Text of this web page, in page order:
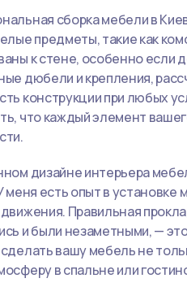
сборка мебели в
предметы, такие как
к стене, особенно
дюбели и крепления,
конструкции при любых
что каждый элемент
дизайне интерьера
меня есть опыт в
Правильная
и были незаметными, —
вашу мебель не
в спальне или